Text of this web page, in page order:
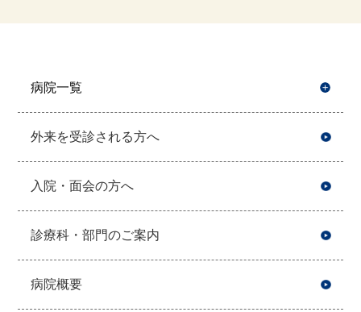
病院一覧
外来を受診される方へ
入院・面会の方へ
診療科・部門のご案内
病院概要